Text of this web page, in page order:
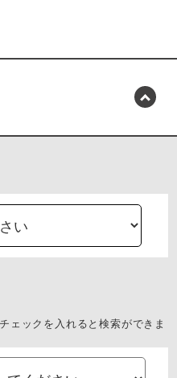
ェックを入れると検索ができま